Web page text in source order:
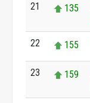
21 135
22 155
23 159